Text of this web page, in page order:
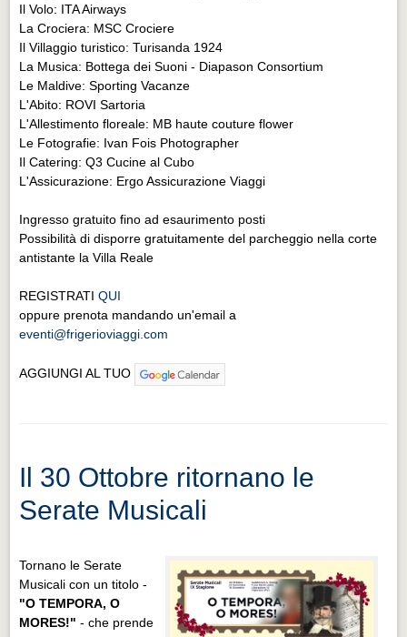
Il Volo: ITA Airways
La Crociera: MSC Crociere
Il Villaggio turistico: Turisanda 1924
La Musica: Bottega dei Suoni - Diapason Consortium
Le Maldive: Sporting Vacanze
L'Abito: ROVI Sartoria
L'Allestimento floreale: MB haute couture flower
Le Fotografie: Ivan Fois Photographer
Il Catering: Q3 Cucine al Cubo
L'Assicurazione: Ergo Assicurazione Viaggi
Ingresso gratuito fino ad esaurimento posti
Possibilità di disporre gratuitamente del parcheggio nella corte
antistante la Villa Reale
REGISTRATIQUI
oppure prenota mandando un'email a
eventi@frigerioviaggi.com
AGGIUNGI AL TUO
Il 30 Ottobre ritornano le
Serate Musicali
Tornano le Serate
Musicali con un titolo -
"O TEMPORA, O
MORES!" - che prende